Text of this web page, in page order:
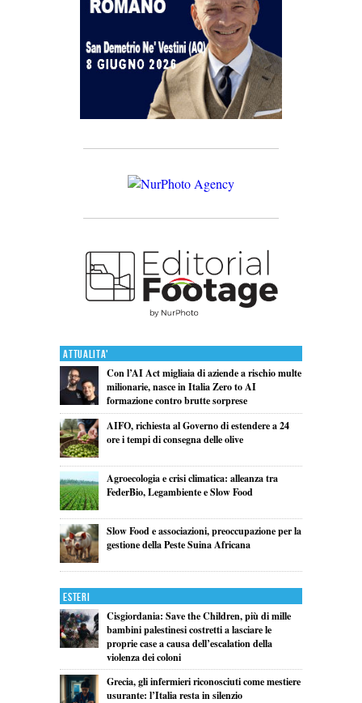
Attualita'
Con l’AI Act migliaia di aziende a rischio multe
milionarie, nasce in Italia Zero to AI
formazione contro brutte sorprese
AIFO, richiesta al Governo di estendere a 24
ore i tempi di consegna delle olive
Agroecologia e crisi climatica: alleanza tra
FederBio, Legambiente e Slow Food
Slow Food e associazioni, preoccupazione per la
gestione della Peste Suina Africana
Esteri
Cisgiordania: Save the Children, più di mille
bambini palestinesi costretti a lasciare le
proprie case a causa dell’escalation della
violenza dei coloni
Grecia, gli infermieri riconosciuti come mestiere
usurante: l’Italia resta in silenzio